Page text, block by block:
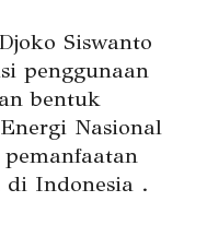
Siswanto
penggunaan
bentuk
Nasional
di Indonesia .